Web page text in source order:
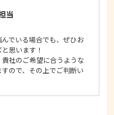
当
でいる場合でも、ぜひお
思います！
社のご希望に合うような
ので、その上でご判断い